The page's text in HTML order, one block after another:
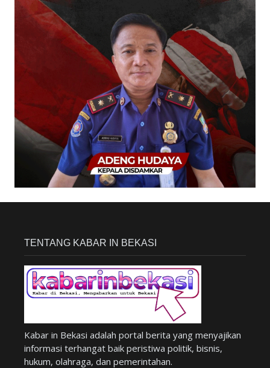
TENTANG KABAR IN BEKASI
Kabar in Bekasi adalah portal berita yang menyajikan
informasi terhangat baik peristiwa politik, bisnis,
hukum, olahraga, dan pemerintahan.